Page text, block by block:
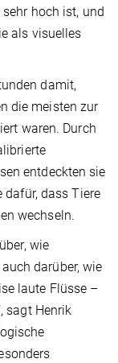
hoch ist, und
als visuelles
damit,
die meisten zur
waren. Durch
entdeckten sie
dafür, dass Tiere
wechseln.
wie
darüber, wie
laute Flüsse –
sagt Henrik